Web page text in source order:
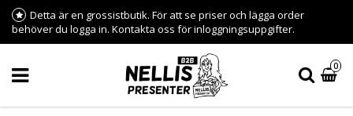
Detta är en grossistbutik. För att se priser och lägga order
behöver du logga in. Kontakta oss för inloggningsuppgifter.
0